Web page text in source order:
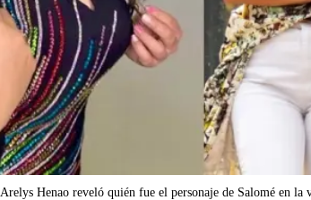
Arelys Henao reveló quién fue el personaje de Salomé en la